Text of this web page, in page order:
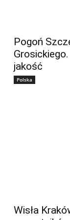
Pogoń
jakość
Polska
Wisła